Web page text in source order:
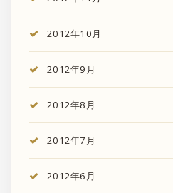
2012年10月
2012年9月
2012年8月
2012年7月
2012年6月